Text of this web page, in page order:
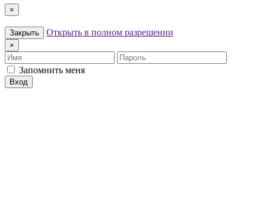
×
Закрыть Открыть в полном разрешении
×
Имя
Пароль
Запомнить меня
Вход